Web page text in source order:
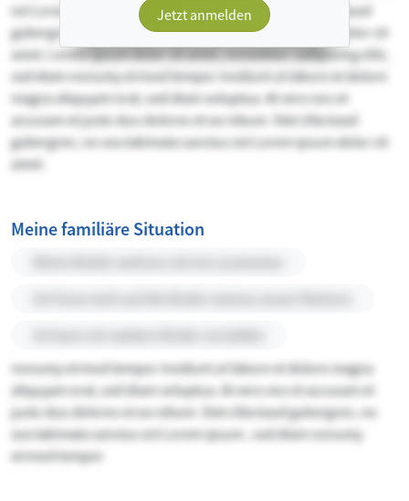
Jetzt anmelden
est Lorem ipsum dolor sit amet. et ea rebum. Stet clita kasd
gubergren, no sea takimata sanctus est Lorem ipsum dolor sit
amet. Lorem ipsum dolor sit amet, consetetur sadipscing elitr,
sed diam nonumy eirmod tempor invidunt ut labore et dolore
magna aliquyam erat, sed diam voluptua. At vero eos et
accusam et justo duo dolores et ea rebum. Stet clita kasd
gubergren, no sea takimata sanctus est Lorem ipsum dolor sit
amet.
Meine familiäre Situation
nonumy eirmod tempor invidunt ut labore et dolore magna
aliquyam erat, sed diam voluptua. At vero eos et accusam et
justo duo dolores et ea rebum. Stet clita kasd gubergren, no
sea takimata sanctus est Lorem ipsum , sed diam nonumy
eirmod tempor